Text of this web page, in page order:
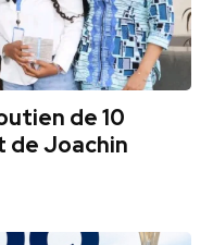
de 10
de Joachin